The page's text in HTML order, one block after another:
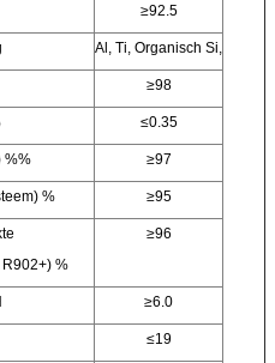
≥92.5
Al, Ti, Organisch Si,
≥98
≤0.35
%% ≥97
% ≥95
%
≥96
≥6.0
≤19